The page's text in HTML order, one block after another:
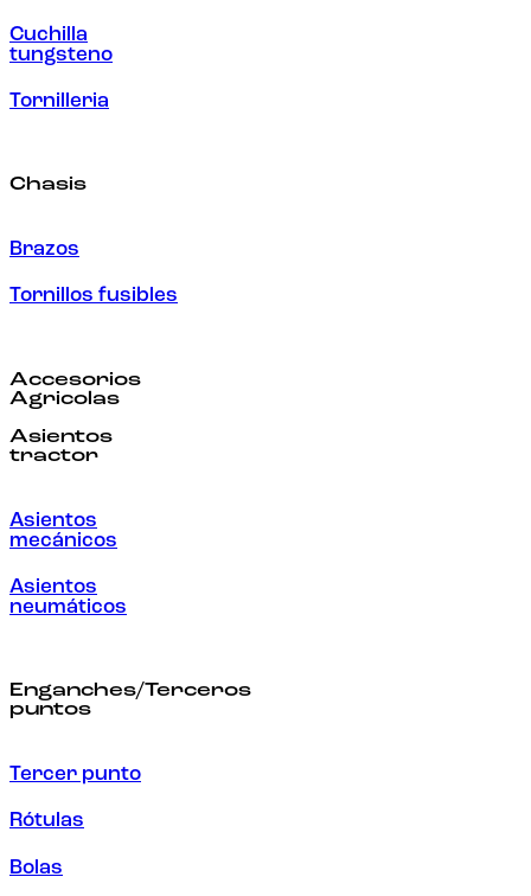
Cuchilla
tungsteno
Tornilleria
Chasis
Brazos
Tornillos fusibles
Accesorios
Agricolas
Asientos
tractor
Asientos
mecánicos
Asientos
neumáticos
Enganches/Terceros
puntos
Tercer punto
Rótulas
Bolas